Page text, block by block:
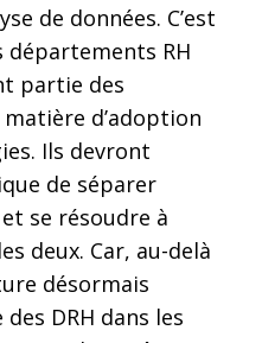
de données. C’est
départements RH
partie des
d’adoption
Ils devront
de séparer
se résoudre à
deux. Car, au-delà
désormais
DRH dans les